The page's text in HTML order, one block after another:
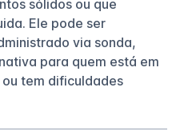
sólidos ou que
Ele pode ser
via sonda,
para quem está em
tem dificuldades